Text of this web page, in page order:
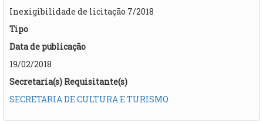
Inexigibilidade de licitação 7/2018
Tipo
Data de publicação
19/02/2018
Secretaria(s) Requisitante(s)
SECRETARIA DE CULTURA E TURISMO